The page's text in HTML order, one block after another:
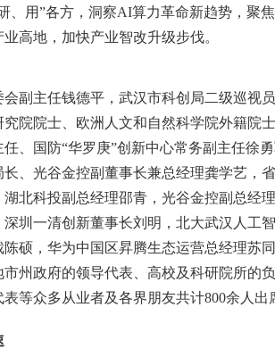
、用”各方，洞察AI算力革命新趋势，聚
高地，加快产业智改升级步伐。
副主任钱德平，武汉市科创局二级巡视
院院士、欧洲人文和自然科学院外籍院
、国防“华罗庚”创新中心常务副主任徐
、光谷金控副董事长兼总经理龚学艺，
北科投副总经理邵青，光谷金控副总经
圳一清创新董事长刘明，北大武汉人工
硕，华为中国区昇腾生态运营总经理苏
州政府的领导代表、高校及科研院所的
等众多从业者及各界朋友共计800余人出